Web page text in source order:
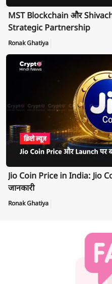
MST Blockchain और
Strategic Partnership
Ronak Ghatiya
Jio Coin Price in India: Jio
जानकारी
Ronak Ghatiya